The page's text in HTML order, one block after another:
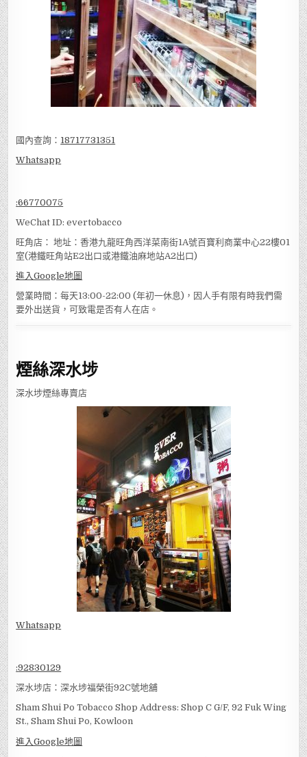
國內查詢： 18717731351
Whatsapp
66770075
WeChat ID: evertobacco
旺角店： 地址：香港九龍旺角西洋菜南街1A號百寶利商業中心22樓01
室(港鐵旺角站E2出口或港鐵油麻地站A2出口)
進入Google地圖
營業時間：每天13:00-22:00 (年初一休息)，因人手有限有時我們需
煙絲深水埗